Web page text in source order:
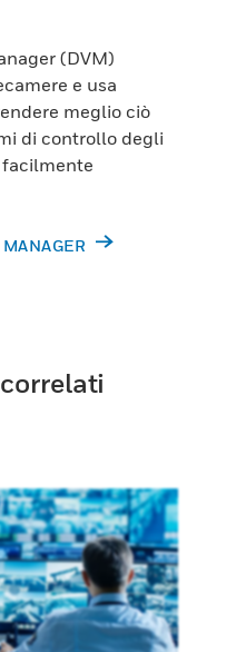
(DVM)
e usa
meglio ciò
di controllo degli